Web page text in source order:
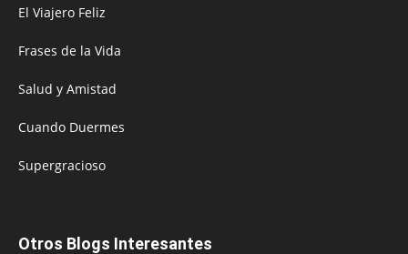
El Viajero Feliz
Frases de la Vida
Salud y Amistad
Cuando Duermes
Supergracioso
Otros Blogs Interesantes